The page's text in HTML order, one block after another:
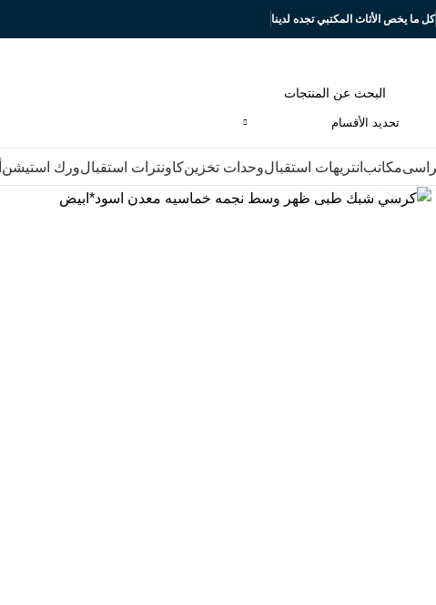
كل ما يخص الأثاث المكتبي تجده لدينا
تحديد الأقسام
مكاتب انتريهات استقبالوحدات تخزينكاونترات استقبالورك استيشن
-13%
Click to enlarge